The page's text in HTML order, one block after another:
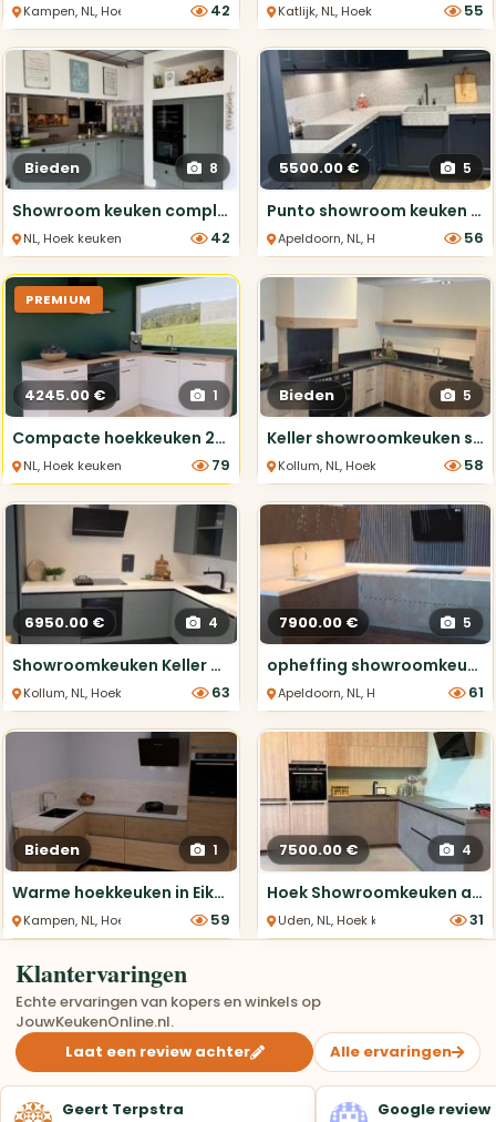
Kampen, NL, Hoek keukens 42 Katlijk, NL, Hoek keukens 55
Bieden 8
Showroom keuken compleet met apparatuur €5.245
NL, Hoek keukens 42
5500.00 € 5
Punto showroom keuken Midnight Blue 340x218cm
Apeldoorn, NL, Hoek keukens 56
PREMIUM
4245.00 € 1
Compacte hoekkeuken 2.42x1.87m - compleet met apparatuur inclusief montage
NL, Hoek keukens 79
Bieden 5
Keller showroomkeuken stoer inclusief fornuis
Kollum, NL, Hoek keukens 58
6950.00 € 4
Showroomkeuken Keller cactus Groen zeer compleet
Kollum, NL, Hoek keukens 63
7900.00 € 5
opheffing showroomkeuken greeploos. van €24000 voor €7900,=
Apeldoorn, NL, Hoek keukens 61
Bieden 1
Warme hoekkeuken in Eiken Sierra met Greengridz werkblad
Kampen, NL, Hoek keukens 59
7500.00 € 4
Hoek Showroomkeuken actie!
Uden, NL, Hoek keukens 31
Klantervaringen
Echte ervaringen van kopers en winkels op
JouwKeukenOnline.nl.
Laat een review achter
Alle ervaringen
Geert Terpstra Google review